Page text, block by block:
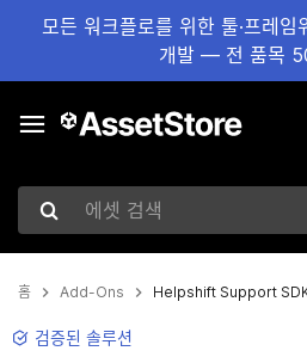
모든 워크플로를 위한 툴·프레임
개발 — 전 품목
에셋 검색
홈 Add-Ons Helpshift Support
검증된 솔루션